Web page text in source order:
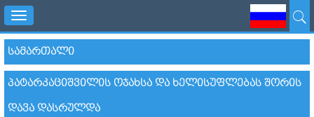
Toggle
navigation
ᲡᲐᲛᲐᲠᲗᲐᲚᲘ
ᲞᲐᲢᲐᲠᲙᲐᲪᲘᲨᲕᲘᲚᲘᲡ ᲝᲯᲐᲮᲡᲐ ᲓᲐ ᲮᲔᲚᲘᲡᲣᲤᲚᲔᲑᲐᲡ ᲨᲝᲠᲘᲡ
ᲓᲐᲕᲐ ᲓᲐᲡᲠᲣᲚᲓᲐ